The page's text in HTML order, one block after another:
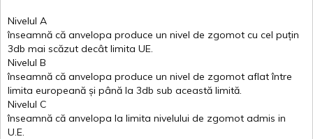
Nivelul A
înseamnă că anvelopa produce un nivel de zgomot cu cel puțin
3db mai scăzut decât limita UE.
Nivelul B
înseamnă că anvelopa produce un nivel de zgomot aflat între
limita europeană și până la 3db sub această limită.
Nivelul C
înseamnă că anvelopa la limita nivelului de zgomot admis in
U.E.